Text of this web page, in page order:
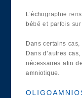
L’échographie
bébé et parfois
Dans certains
Dans d’autres
nécessaires afin
amniotique.